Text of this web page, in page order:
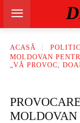
ACASĂ
MOLDOVAN
„VĂ PROVOC,
MOLDOVAN